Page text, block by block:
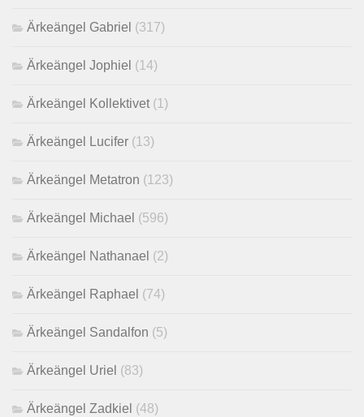
Ärkeängel Gabriel (317)
Ärkeängel Jophiel (14)
Ärkeängel Kollektivet (1)
Ärkeängel Lucifer (13)
Ärkeängel Metatron (123)
Ärkeängel Michael (596)
Ärkeängel Nathanael (2)
Ärkeängel Raphael (74)
Ärkeängel Sandalfon (5)
Ärkeängel Uriel (83)
Ärkeängel Zadkiel (48)